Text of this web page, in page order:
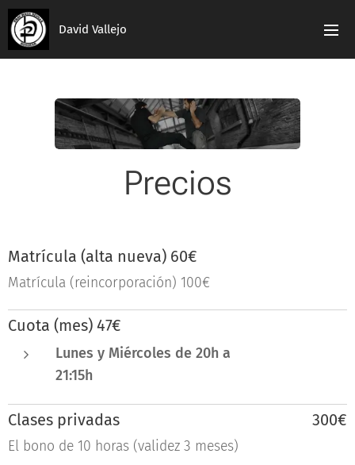
David Vallejo
Precios
Matrícula (alta nueva) 60€
Matrícula (reincorporación) 100€
Cuota (mes) 47€
Lunes y Miércoles de 20h a
21:15h
Clases privadas
El bono de 10 horas (validez 3 meses)
300€